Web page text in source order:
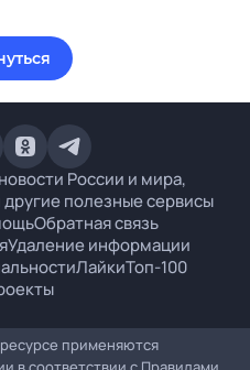
России и мира,
полезные сервисы
Обратная связь
Удаление информации
ЛайкиТоп-100
применяются